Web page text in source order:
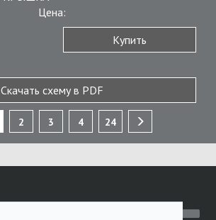
Цена:
Купить
Скачать схему в PDF
2 3 4 24